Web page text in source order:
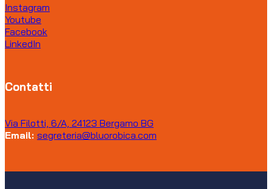
Instagram
Youtube
Facebook
LinkedIn
Contatti
Via Filotti, 6/A, 24123 Bergamo BG
Email: segreteria@bluorobica.com